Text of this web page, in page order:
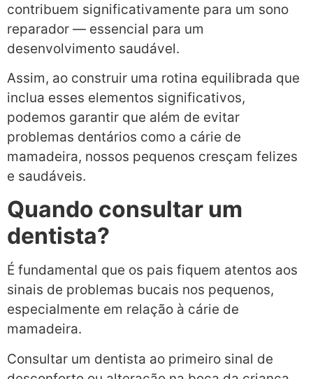
contribuem significativamente para um sono
reparador — essencial para um
desenvolvimento saudável.
Assim, ao construir uma rotina equilibrada que
inclua esses elementos significativos,
podemos garantir que além de evitar
problemas dentários como a cárie de
mamadeira, nossos pequenos cresçam felizes
e saudáveis.
Quando consultar um
dentista?
É fundamental que os pais fiquem atentos aos
sinais de problemas bucais nos pequenos,
especialmente em relação à cárie de
mamadeira.
Consultar um dentista ao primeiro sinal de